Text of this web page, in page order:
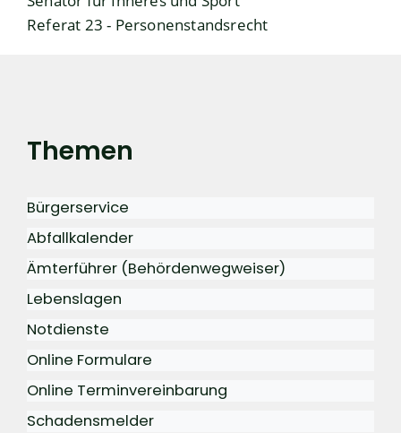
Referat 23 - Personenstandsrecht
Themen
Bürgerservice
Abfallkalender
Ämterführer (Behördenwegweiser)
Lebenslagen
Notdienste
Online Formulare
Online Terminvereinbarung
Schadensmelder